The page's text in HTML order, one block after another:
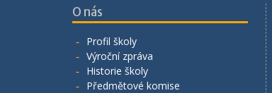
O nás
Profil školy
Výroční zpráva
Historie školy
Předmětové komise